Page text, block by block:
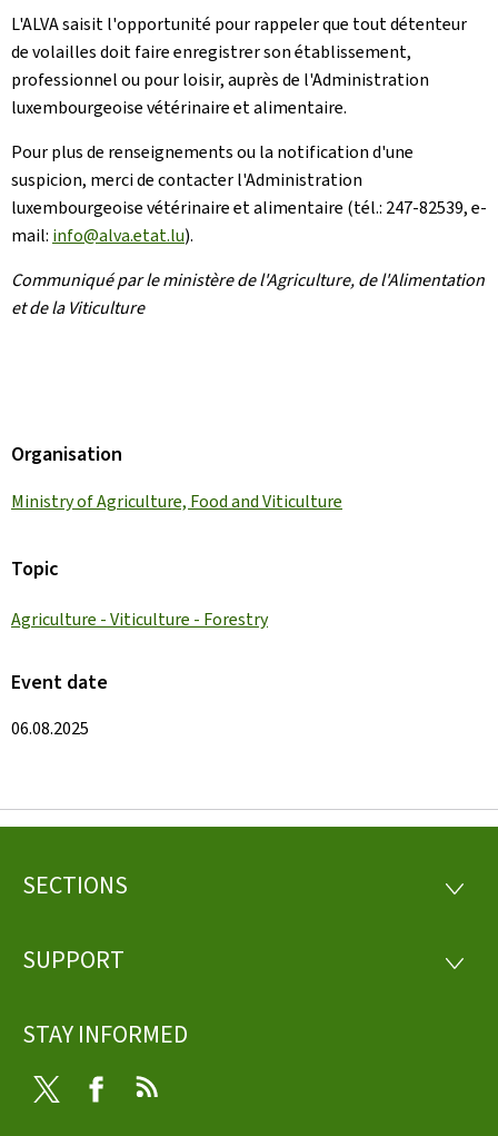
L'ALVA saisit l'opportunité pour rappeler que tout détenteur
de volailles doit faire enregistrer son établissement,
professionnel ou pour loisir, auprès de l'Administration
luxembourgeoise vétérinaire et alimentaire.
Pour plus de renseignements ou la notification d'une
suspicion, merci de contacter l'Administration
luxembourgeoise vétérinaire et alimentaire (tél.: 247-82539, e-
mail: info@alva.etat.lu).
Communiqué par le ministère de l'Agriculture, de l'Alimentation
et de la Viticulture
Organisation
Ministry of Agriculture, Food and Viticulture
Topic
Agriculture - Viticulture - Forestry
Event date
06.08.2025
Footer
SECTIONS
SUPPORT
STAY INFORMED
Twitter Facebook